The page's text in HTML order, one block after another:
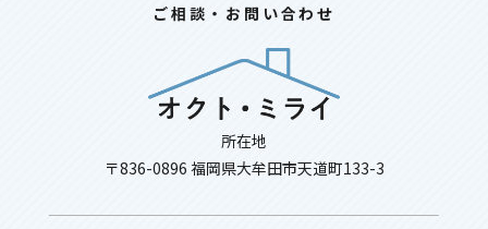
ご相談・お問い合わせ
所在地
〒836-0896 福岡県大牟田市天道町133-3